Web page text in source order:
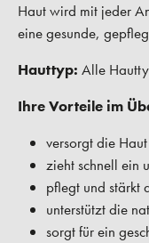
Haut wird mit jeder
eine gesunde,
Hauttyp: Alle
Ihre Vorteile im
versorgt die
zieht schnell ein
pflegt und stärkt
unterstützt die
sorgt für ein